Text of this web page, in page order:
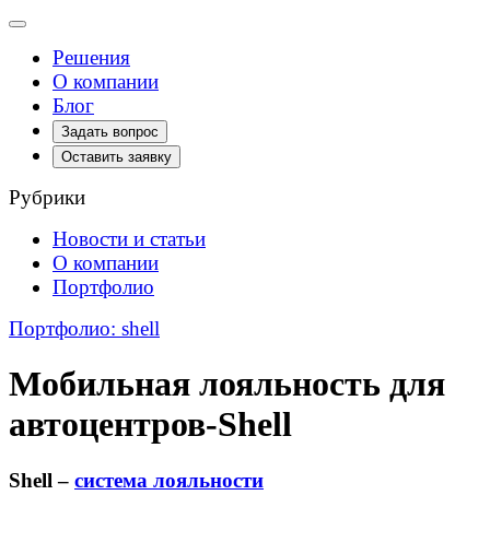
Toggle
navigationРешения
О компании
Блог
Задать вопрос
Оставить заявку
Рубрики
Новости и статьи
О компании
Портфолио
Портфолио: shell
Мобильная лояльность для
автоцентров-Shell
Shell – система лояльности